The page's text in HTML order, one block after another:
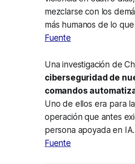
mezclarse con los
más humanos de lo
Fuente
Una investigación de
ciberseguridad de
comandos
Uno de ellos era para
operación que antes
persona apoyada en
Fuente